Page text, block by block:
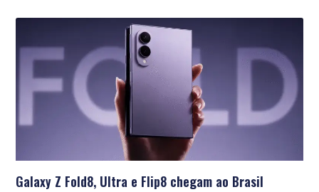
Galaxy Z Fold8, Ultra e Flip8 chegam ao Brasil